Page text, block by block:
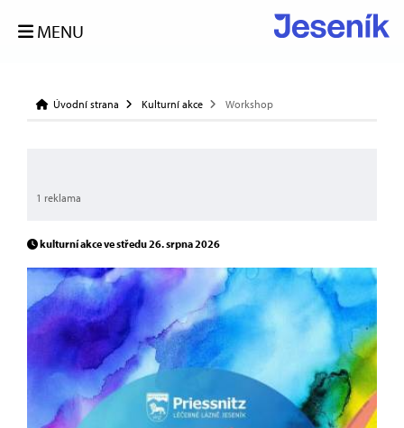
MENU
Úvodní strana Kulturní akce Workshop
1 reklama
kulturní akce ve středu 26. srpna 2026